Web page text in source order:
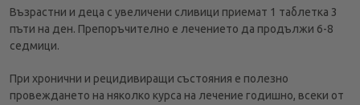
Възрастни и деца с увеличени сливици приемат 1 таблетка 3
пъти на ден. Препоръчително е лечението да продължи 6-8
седмици.
При хронични и рецидивиращи състояния е полезно
провеждането на няколко курса на лечение годишно, всеки от